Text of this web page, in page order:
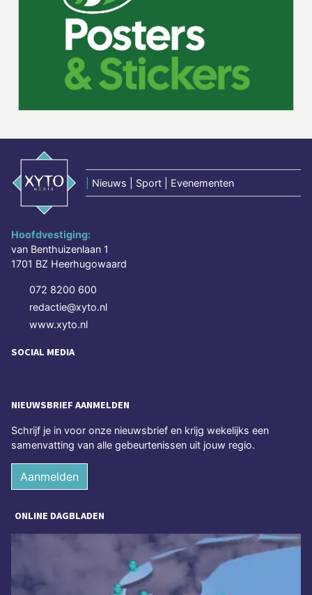
Nieuws | Sport | Evenementen
Hoofdvestiging:
van Benthuizenlaan 1
1701 BZ Heerhugowaard
072 8200 600
redactie@xyto.nl
www.xyto.nl
SOCIAL MEDIA
NIEUWSBRIEF AANMELDEN
Schrijf je in voor onze nieuwsbrief en krijg wekelijks een
samenvatting van alle gebeurtenissen uit jouw regio.
Aanmelden
ONLINE DAGBLADEN